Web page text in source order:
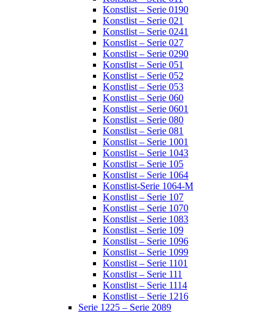
Konstlist – Serie 0190
Konstlist – Serie 021
Konstlist – Serie 0241
Konstlist – Serie 027
Konstlist – Serie 0290
Konstlist – Serie 051
Konstlist – Serie 052
Konstlist – Serie 053
Konstlist – Serie 060
Konstlist – Serie 0601
Konstlist – Serie 080
Konstlist – Serie 081
Konstlist – Serie 1001
Konstlist – Serie 1043
Konstlist – Serie 105
Konstlist – Serie 1064
Konstlist-Serie 1064-M
Konstlist – Serie 107
Konstlist – Serie 1070
Konstlist – Serie 1083
Konstlist – Serie 109
Konstlist – Serie 1096
Konstlist – Serie 1099
Konstlist – Serie 1101
Konstlist – Serie 111
Konstlist – Serie 1114
Konstlist – Serie 1216
Serie 1225 – Serie 2089